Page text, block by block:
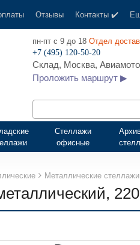
Отзывы Контакты ✔️
пн-пт с 9 до 18 Отдел
+7 (495) 120-50-20
Склад, Москва,
Проложить маршрут ▶
Стеллажи
офисные
Металлические